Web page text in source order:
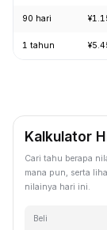
90 hari
1 tahun
Kalkulator
Cari tahu berapa
mana pun, serta
nilainya hari ini.
Beli